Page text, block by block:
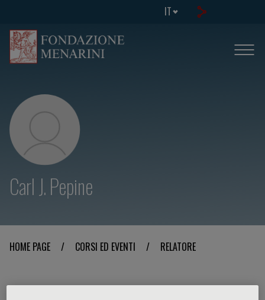
IT
Carl J. Pepine
HOME PAGE / CORSI ED EVENTI / RELATORE